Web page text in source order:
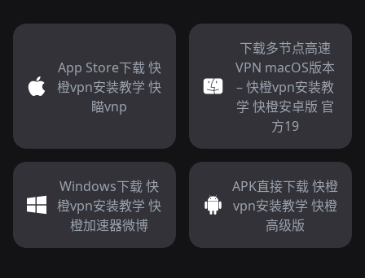
App Store下载 快
橙vpn安装教学 快
瞄vnp
下载多节点高速
VPN macOS版本
– 快橙vpn安装教
学 快橙安卓版 官
方19
Windows下载 快
橙vpn安装教学 快
橙加速器微博
APK直接下载 快橙
vpn安装教学 快橙
高级版